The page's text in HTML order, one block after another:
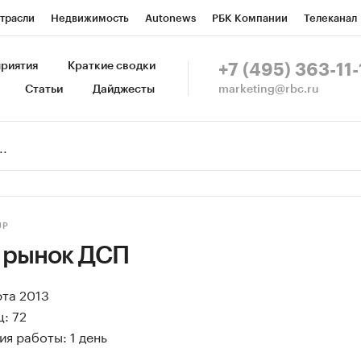
Недвижимость Autonews РБК Компании Телеканал
Спецпроекты СПб Конференции СПб Спецпроекты
Краткие сводки
Статьи Дайджесты
+7 (495) 363-11-
marketing@rbc.ru
рынок ДСП
2013
72
работы: 1 день